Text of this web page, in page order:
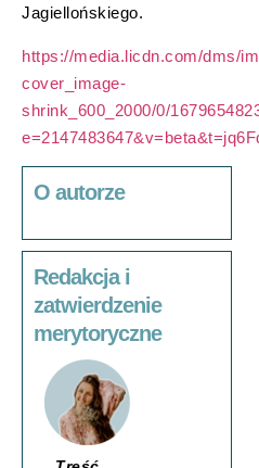
Jagiellońskiego.
https://media.licdn.com/dms/
cover_image-
shrink_600_2000/0/
O autorze
Redakcja i
zatwierdzenie
merytoryczne